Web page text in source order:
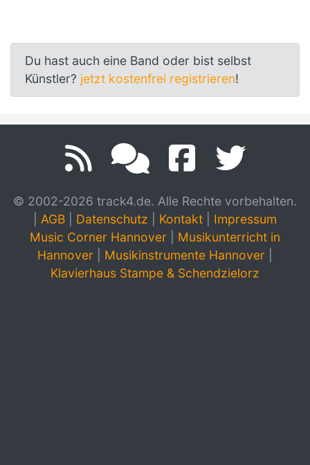
Du hast auch eine Band oder bist selbst
Künstler? jetzt kostenfrei registrieren!
© 2002-2026 track4.de. Alle Rechte vorbehalten.
AGB Datenschutz Kontakt
Impressum
Music Corner Hannover
Musikunterricht in
Hannover
Musikinstrumente Hannover
Klavierhaus Stampe & Schendzielorz